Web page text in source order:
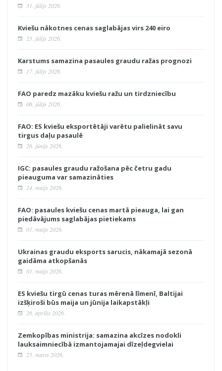
31. jūlijs 2026.
Kviešu nākotnes cenas saglabājas virs 240 eiro
25. jūlijs 2026.
Karstums samazina pasaules graudu ražas prognozi
17. jūlijs 2026.
FAO paredz mazāku kviešu ražu un tirdzniecību
06. jūlijs 2026.
FAO: ES kviešu eksportētāji varētu palielināt savu
tirgus daļu pasaulē
26. jūnijs 2026.
IGC: pasaules graudu ražošana pēc četru gadu
pieauguma var samazināties
24. maijs 2026.
FAO: pasaules kviešu cenas martā pieauga, lai gan
piedāvājums saglabājas pietiekams
01. maijs 2026.
Ukrainas graudu eksports sarucis, nākamajā sezonā
gaidāma atkopšanās
01. maijs 2026.
ES kviešu tirgū cenas turas mērenā līmenī, Baltijai
izšķiroši būs maija un jūnija laikapstākļi
26. aprīlis 2026.
Zemkopības ministrija: samazina akcīzes nodokli
lauksaimniecībā izmantojamajai dīzeļdegvielai
25. marts 2026.